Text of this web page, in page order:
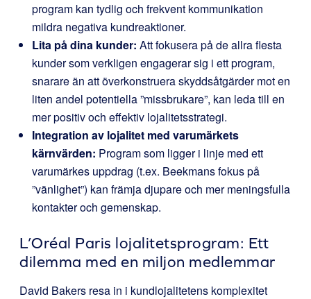
program kan tydlig och frekvent kommunikation
mildra negativa kundreaktioner.
Lita på dina kunder: Att fokusera på de allra flesta
kunder som verkligen engagerar sig i ett program,
snarare än att överkonstruera skyddsåtgärder mot en
liten andel potentiella ”missbrukare”, kan leda till en
mer positiv och effektiv lojalitetsstrategi.
Integration av lojalitet med varumärkets
kärnvärden: Program som ligger i linje med ett
varumärkes uppdrag (t.ex. Beekmans fokus på
”vänlighet”) kan främja djupare och mer meningsfulla
kontakter och gemenskap.
L’Oréal Paris lojalitetsprogram: Ett
dilemma med en miljon medlemmar
David Bakers resa in i kundlojalitetens komplexitet